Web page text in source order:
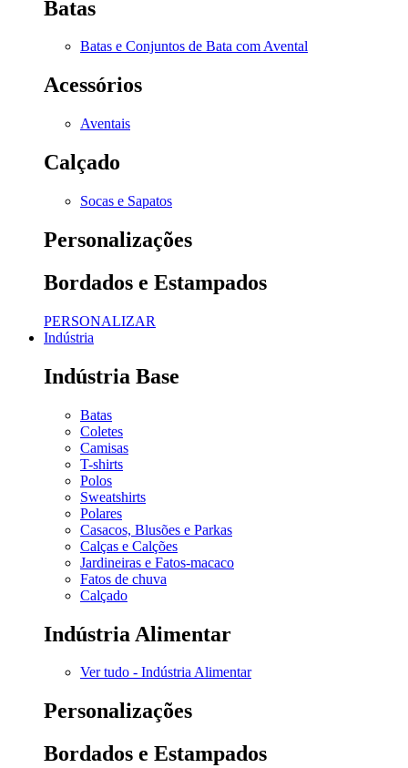
Batas
Batas e Conjuntos de Bata com Avental
Acessórios
Aventais
Calçado
Socas e Sapatos
Personalizações
Bordados e Estampados
PERSONALIZAR
Indústria
Indústria Base
Batas
Coletes
Camisas
T-shirts
Polos
Sweatshirts
Polares
Casacos, Blusões e Parkas
Calças e Calções
Jardineiras e Fatos-macaco
Fatos de chuva
Calçado
Indústria Alimentar
Ver tudo - Indústria Alimentar
Personalizações
Bordados e Estampados